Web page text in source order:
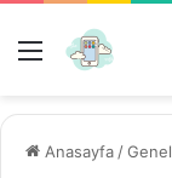
Menü
Anasayfa /Genel